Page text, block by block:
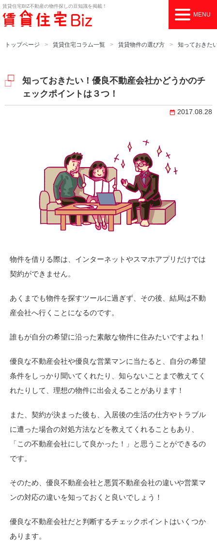
賃貸住宅BIZ不動産の物件探しの豆知識を掲載！
MENU
トップページ 賃貸住宅コラム一覧 賃貸物件の選び方 知っておきた
知っておきたい！優良不動産会社かどうかのチ
ェックポイントは３つ！
2017.08.28
物件を借りる際は、インターネットやスマホアプリだけでは
契約ができません。
あくまでも物件を探すツールに過ぎず、その後、結局は不動
産会社へ行くことになるのです。
誰もが自分の希望に沿った素敵な物件に住みたいですよね！
優良な不動産会社や優良な営業マンに当たると、自分の希望
条件をしっかり聞いてくれたり、知らないことまで教えてく
れたりして、理想の物件に出会えることがあります！
また、契約が決まった後も、入居後の生活の仕方やトラブル
に遭った場合の対処方法などを教えてくれることもあり、
「この不動産会社にして良かった！」と思うことができるの
です。
そのため、優良不動産会社と悪質不動産会社の違いや営業マ
ンの対応の違いを知っておくと良いでしょう！
優良な不動産会社だと判断するチェックポイントはいくつか
あります。